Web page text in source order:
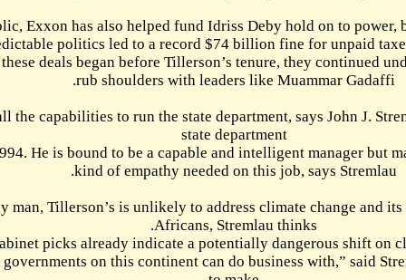
In Chad Republic,
While many of these
Tillerson has all the
from 1989 to 1994.
As an energy
“He is a guy that